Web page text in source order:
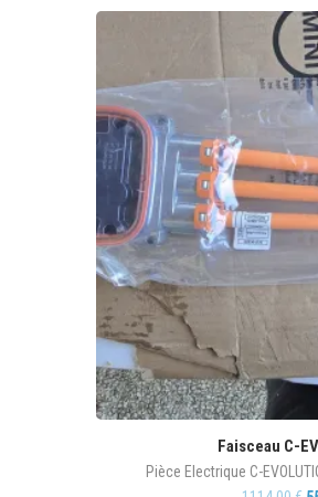
Faisceau C-
Pièce Electrique C-